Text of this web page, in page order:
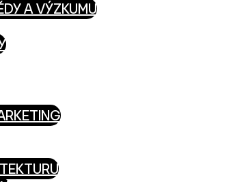
A VÝZKUMU